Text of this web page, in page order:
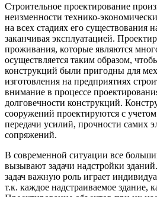
Строительное проектирование
неизменности технико-
на всех стадиях его существования
заканчивая эксплуатацией.
проживания, которые являются
осуществляется таким образом,
конструкций были пригодны для
изготовления на предприятиях
внимание в процессе
долговечности конструкций.
сооружений проектируются с
передачи усилий, прочности самих
сопряжений.
В современной ситуации все
вызывают задачи надстройки
задач важную роль играет
т.к. каждое надстраиваемое здание,